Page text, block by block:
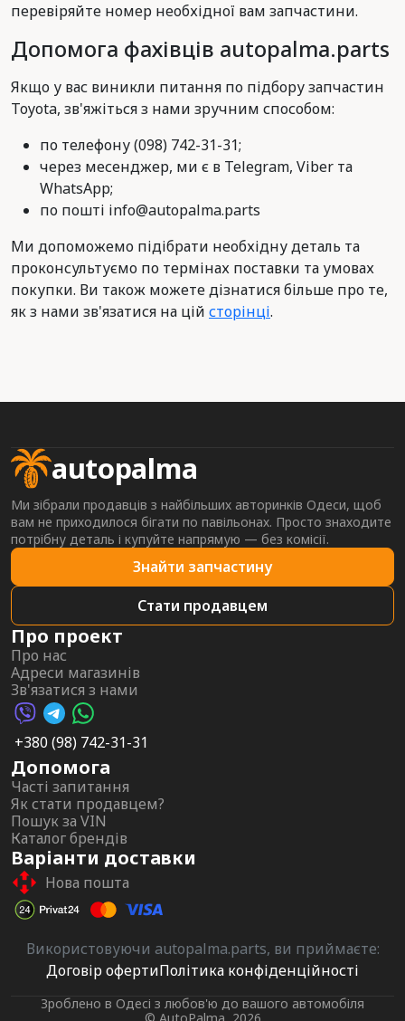
перевіряйте номер необхідної вам запчастини.
Допомога фахівців autopalma.parts
Якщо у вас виникли питання по підбору запчастин
Toyota, зв'яжіться з нами зручним способом:
по телефону (098) 742-31-31;
через месенджер, ми є в Telegram, Viber та
WhatsApp;
по пошті info@autopalma.parts
Ми допоможемо підібрати необхідну деталь та
проконсультуємо по термінах поставки та умовах
покупки. Ви також можете дізнатися більше про те,
як з нами зв'язатися на цій сторінці.
autopalma
Ми зібрали продавців з найбільших авторинків Одеси, щоб
вам не приходилося бігати по павільонах. Просто знаходите
потрібну деталь і купуйте напрямую — без комісії.
Знайти запчастину
Стати продавцем
Про проект
Про нас
Адреси магазинів
Зв'язатися з нами
Viber AutoPalma
Telegram AutoPalma
WhatsApp AutoPalma
+380 (98) 742-31-31
Допомога
Часті запитання
Як стати продавцем?
Пошук за VIN
Каталог брендів
Варіанти доставки
Нова пошта
Використовуючи autopalma.parts, ви приймаєте:
Договір офертиПолітика конфіденційності
Зроблено в Одесі з любов'ю до вашого автомобіля